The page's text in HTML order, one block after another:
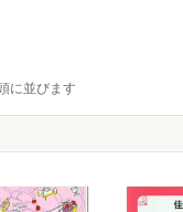
に並びます